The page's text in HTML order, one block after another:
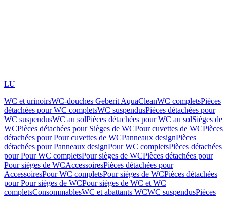
LU
WC et urinoirsWC-douches Geberit AquaCleanWC completsPièces
détachées pour WC completsWC suspendusPièces détachées pour
WC suspendusWC au solPièces détachées pour WC au solSièges de
WCPièces détachées pour Sièges de WCPour cuvettes de WCPièces
détachées pour Pour cuvettes de WCPanneaux designPièces
détachées pour Panneaux designPour WC completsPièces détachées
pour Pour WC completsPour sièges de WCPièces détachées pour
Pour sièges de WCAccessoiresPièces détachées pour
AccessoiresPour WC completsPour sièges de WCPièces détachées
pour Pour sièges de WCPour sièges de WC et WC
completsConsommablesWC et abattants WCWC suspendusPièces